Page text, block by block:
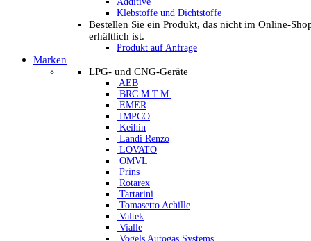
Klebstoffe und Dichtstoffe
Bestellen Sie ein Produkt, das nicht im Online-
erhältlich ist.
Produkt auf Anfrage
Marken
LPG- und CNG-Geräte
AEB
BRC M.T.M.
EMER
IMPCO
Keihin
Landi Renzo
LOVATO
OMVL
Prins
Rotarex
Tartarini
Tomasetto Achille
Valtek
Vialle
Vogels Autogas Systems